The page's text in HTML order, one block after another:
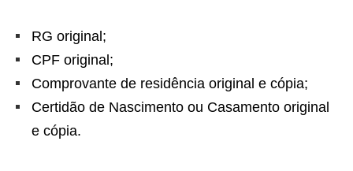
RG original;
CPF original;
Comprovante de residência original e cópia;
Certidão de Nascimento ou Casamento original
e cópia.